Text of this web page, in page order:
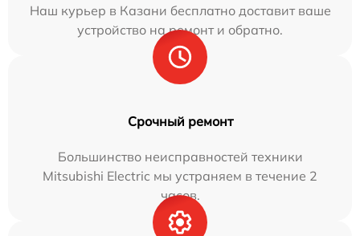
Наш курьер в Казани бесплатно доставит ваше
устройство на ремонт и обратно.
Срочный ремонт
Большинство неисправностей техники
Mitsubishi Electric мы устраняем в течение 2
часов.